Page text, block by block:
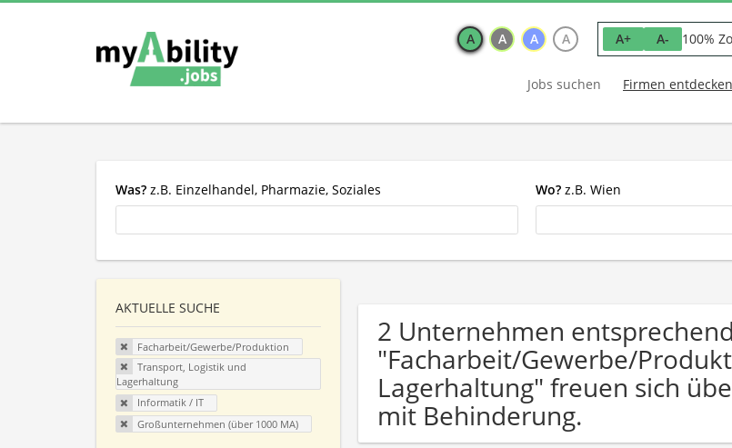
A A A A A+ A- 100%
Jobs suchen Firmen entdecken
Was? z.B. Einzelhandel, Pharmazie, Soziales Wo? z.B. Wien
AKTUELLE SUCHE
Facharbeit/Gewerbe/Produktion
Transport, Logistik und
Lagerhaltung
Informatik / IT
Großunternehmen (über 1000 MA)
2 Unternehmen
"Facharbeit/Gewerbe/
Lagerhaltung" freuen sich
mit Behinderung.